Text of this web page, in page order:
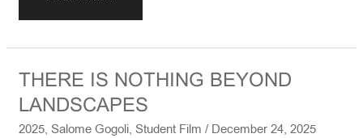
THERE IS NOTHING BEYOND
LANDSCAPES
2025, Salome Gogoli, Student Film / December 24, 2025
THERE
IS
NOTHING